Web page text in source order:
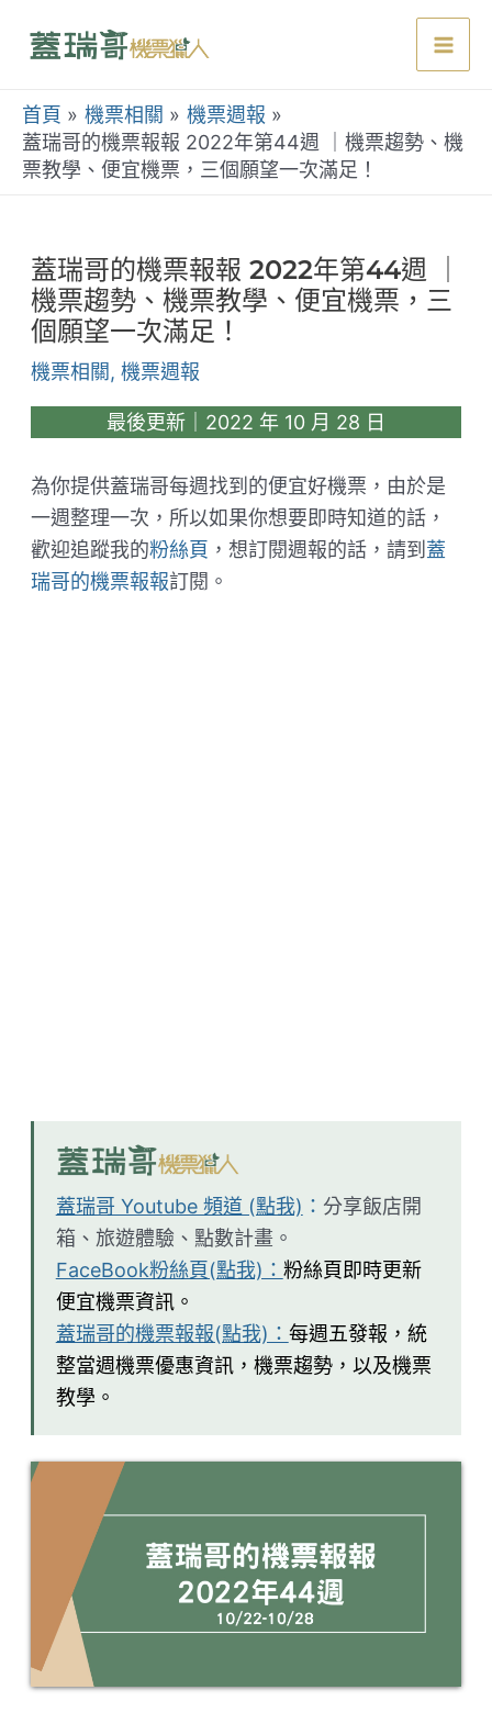
首頁 機票相關
機票週報
蓋瑞哥的機票報報 2022年第44週 ｜機票趨勢、機
票教學、便宜機票，三個願望一次滿足！
蓋瑞哥的機票報報 2022年第44週 ｜
機票趨勢、機票教學、便宜機票，三
個願望一次滿足！
機票相關, 機票週報
最後更新｜2022 年 10 月 28 日
為你提供蓋瑞哥每週找到的便宜好機票，由於是
一週整理一次，所以如果你想要即時知道的話，
歡迎追蹤我的粉絲頁 ，想訂閱週報的話，請到 蓋
瑞哥的機票報報訂閱。
蓋瑞哥 Youtube 頻道 (點我) ： 分享飯店開
箱、旅遊體驗、點數計畫。
FaceBook粉絲頁(點我)： 粉絲頁即時更新
便宜機票資訊。
蓋瑞哥的機票報報(點我)： 每週五發報，統
整當週機票優惠資訊，機票趨勢，以及機票
教學。